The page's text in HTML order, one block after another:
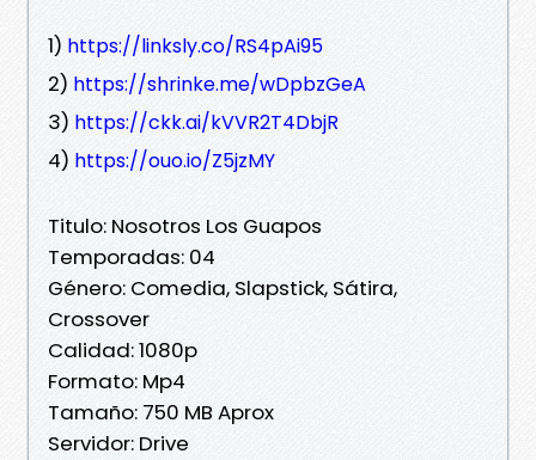
1) https://linksly.co/RS4pAi95
2) https://shrinke.me/wDpbzGeA
3) https://ckk.ai/kVVR2T4DbjR
4) https://ouo.io/Z5jzMY
Titulo: Nosotros Los Guapos
Temporadas: 04
Género: Comedia, Slapstick, Sátira,
Crossover
Calidad: 1080p
Formato: Mp4
Tamaño: 750 MB Aprox
Servidor: Drive